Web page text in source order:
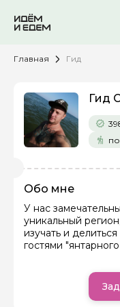
Главная Гид
Гид
Обо мне
У нас
уникальный
изучать и
гостями
Задайте свой
Ваша электронная